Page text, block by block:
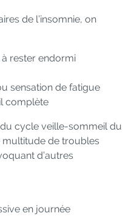
de l’insomnie, on
à rester endormi
sensation de fatigue
complète
cycle veille-sommeil du
multitude de troubles
d’autres
en journée